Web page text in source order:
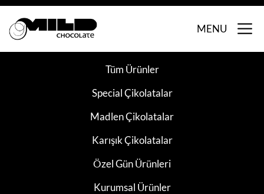
MENU
Tüm Ürünler
Special Çikolatalar
Madlen Çikolatalar
Karışık Çikolatalar
Özel Gün Ürünleri
Kurumsal Ürünler